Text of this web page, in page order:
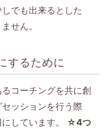
でも出来るとした
せん。
するために
コーチングを共に創
ッションを行う際
しています。 ☆4つ